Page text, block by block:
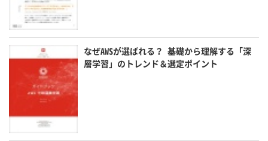
なぜAWSが選ばれる？ 基礎から理解する「深
層学習」のトレンド＆選定ポイント